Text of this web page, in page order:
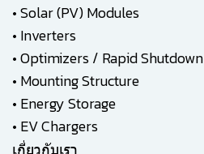
•Solar (PV) Modules
• Inverters
•Optimizers / Rapid Shutdown
• Mounting Structure
• Energy Storage
• EV Chargers
เกี่ยวกับเรา